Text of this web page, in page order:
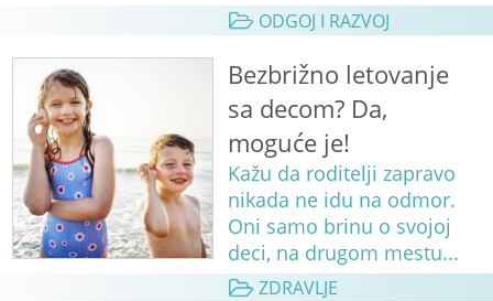
ODGOJ I RAZVOJ
Bezbrižno letovanje
sa decom? Da,
moguće je!
Kažu da roditelji zapravo
nikada ne idu na odmor.
Oni samo brinu o svojoj
deci, na drugom mestu...
ZDRAVLJE